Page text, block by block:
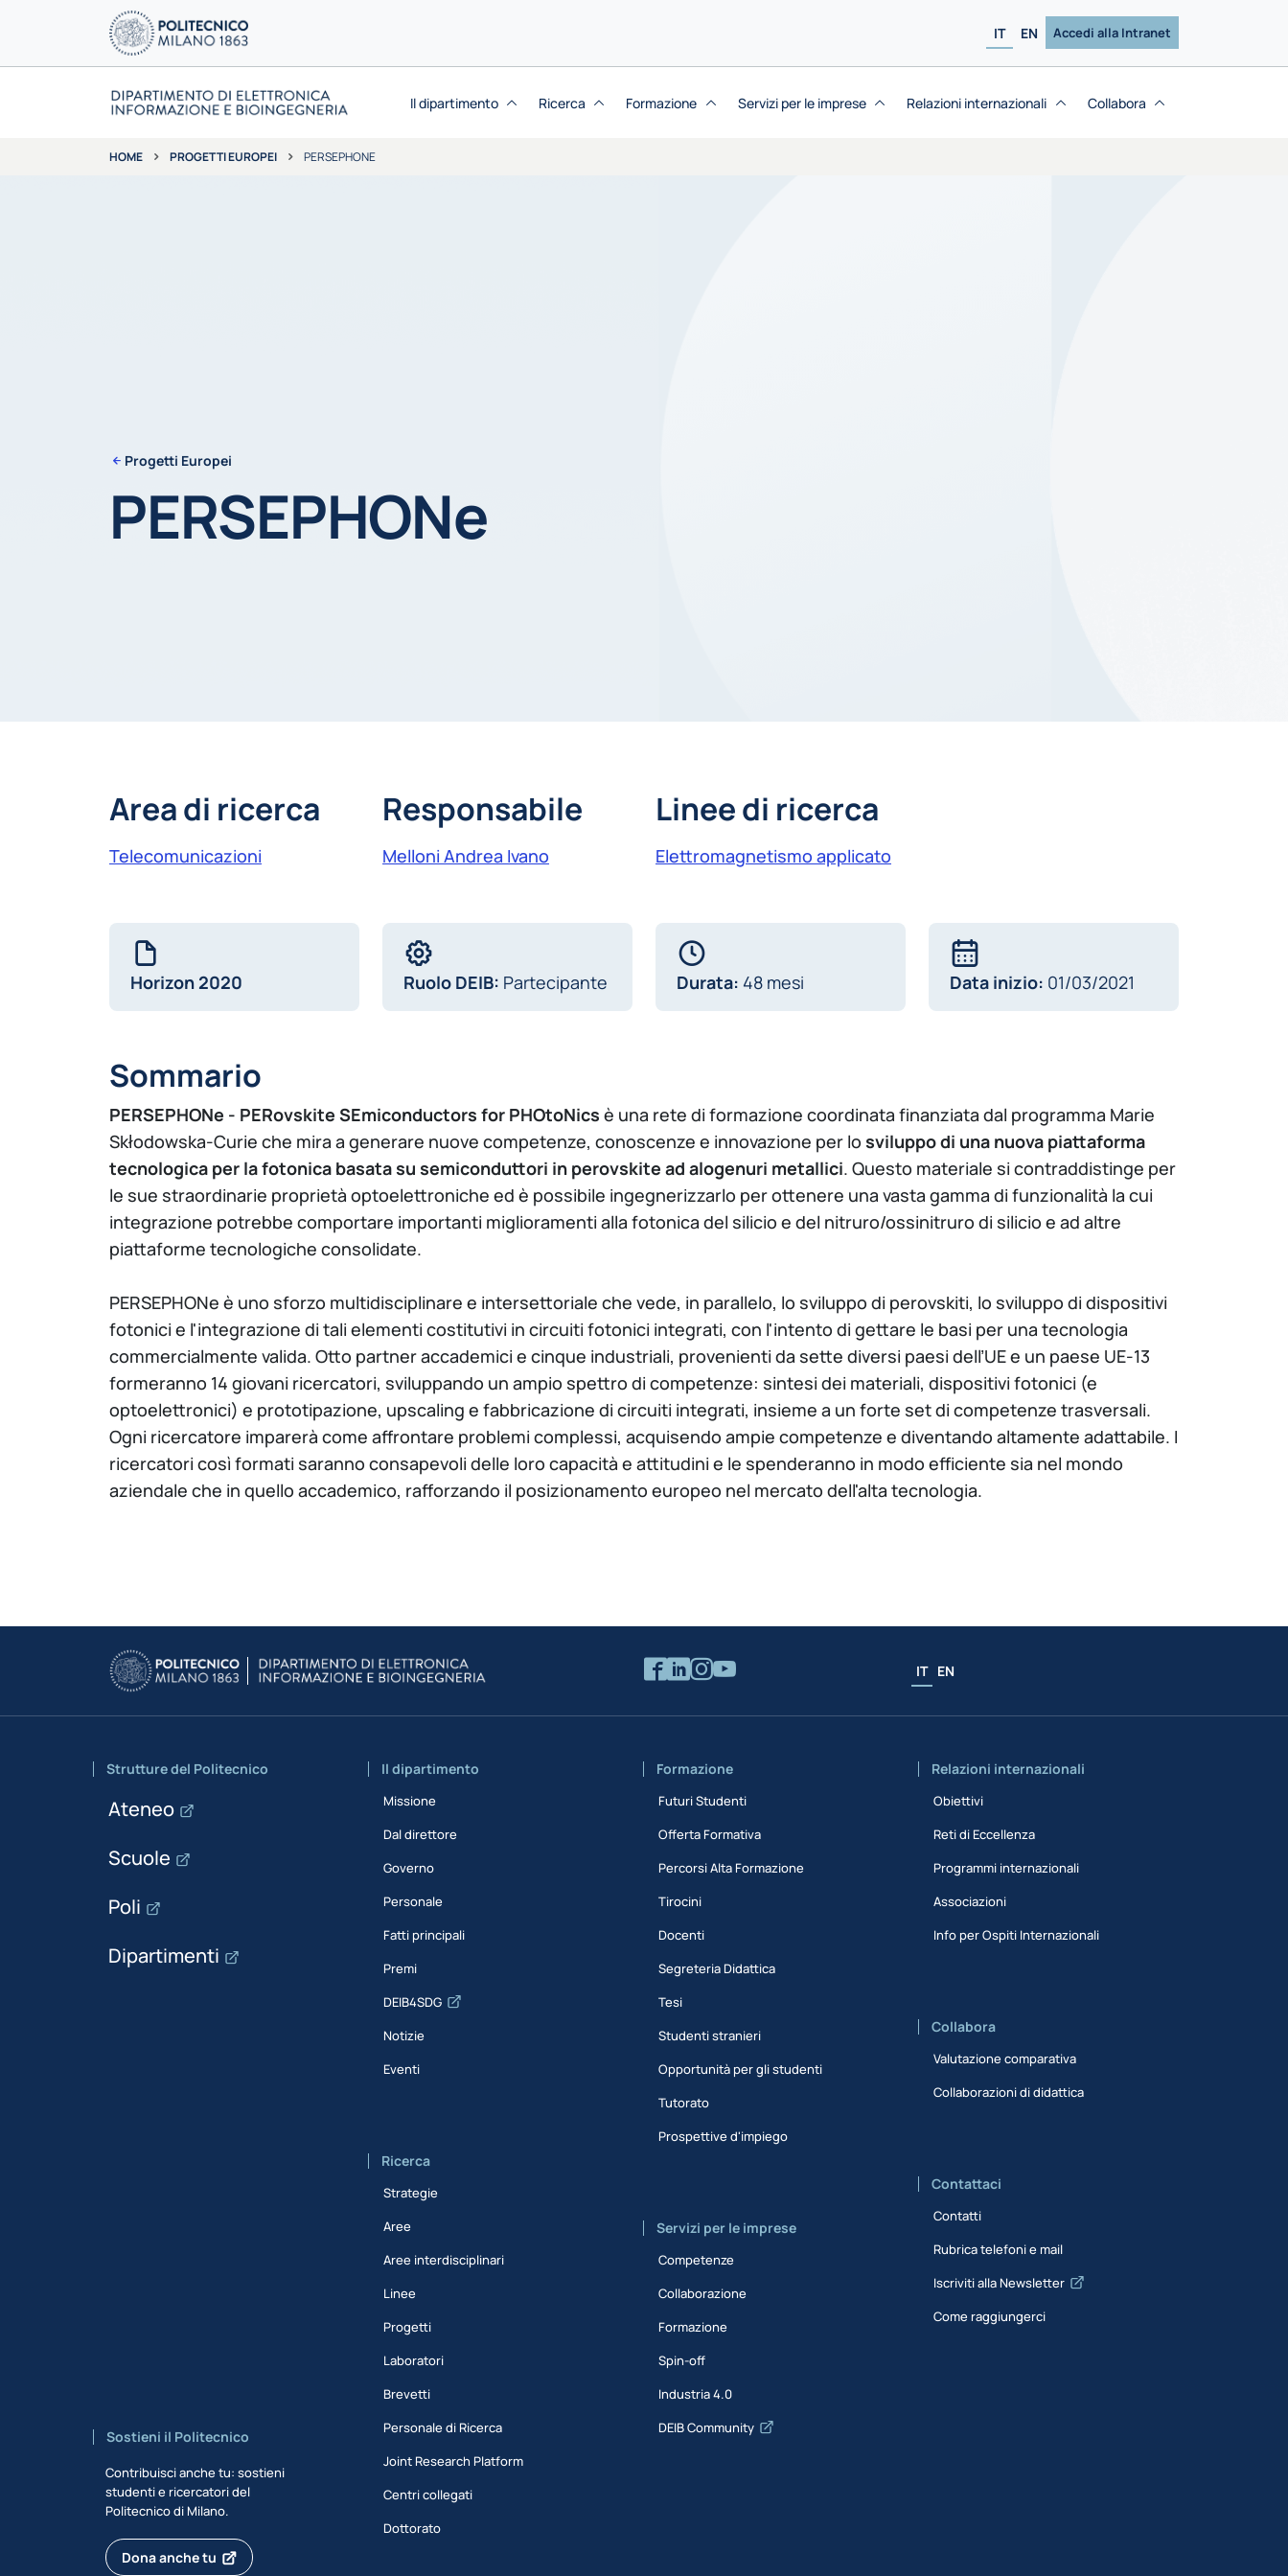
IT EN Accedi alla Intranet
Il dipartimento Ricerca Formazione Servizi per le imprese Relazioni internazionali Collabora
HOME PROGETTI EUROPEI PERSEPHONE
Progetti Europei
PERSEPHONe
Area di ricerca
Telecomunicazioni
Responsabile
Melloni Andrea Ivano
Linee di ricerca
Elettromagnetismo applicato
Horizon 2020 Ruolo DEIB: Partecipante Durata: 48 mesi Data inizio: 01/03/2021
Sommario
PERSEPHONe - PERovskite SEmiconductors for PHOtoNics è una rete di formazione coordinata finanziata dal programma Marie
Skłodowska-Curie che mira a generare nuove competenze, conoscenze e innovazione per lo sviluppo di una nuova piattaforma
tecnologica per la fotonica basata su semiconduttori in perovskite ad alogenuri metallici. Questo materiale si contraddistinge per
le sue straordinarie proprietà optoelettroniche ed è possibile ingegnerizzarlo per ottenere una vasta gamma di funzionalità la cui
integrazione potrebbe comportare importanti miglioramenti alla fotonica del silicio e del nitruro/ossinitruro di silicio e ad altre
piattaforme tecnologiche consolidate.
PERSEPHONe è uno sforzo multidisciplinare e intersettoriale che vede, in parallelo, lo sviluppo di perovskiti, lo sviluppo di dispositivi
fotonici e l'integrazione di tali elementi costitutivi in circuiti fotonici integrati, con l'intento di gettare le basi per una tecnologia
commercialmente valida. Otto partner accademici e cinque industriali, provenienti da sette diversi paesi dell’UE e un paese UE-13
formeranno 14 giovani ricercatori, sviluppando un ampio spettro di competenze: sintesi dei materiali, dispositivi fotonici (e
optoelettronici) e prototipazione, upscaling e fabbricazione di circuiti integrati, insieme a un forte set di competenze trasversali.
Ogni ricercatore imparerà come affrontare problemi complessi, acquisendo ampie competenze e diventando altamente adattabile. I
ricercatori così formati saranno consapevoli delle loro capacità e attitudini e le spenderanno in modo efficiente sia nel mondo
aziendale che in quello accademico, rafforzando il posizionamento europeo nel mercato dell'alta tecnologia.
IT EN
Strutture del Politecnico
Ateneo
Scuole
Poli
Dipartimenti
Sostieni il Politecnico
Contribuisci anche tu: sostieni
studenti e ricercatori del
Politecnico di Milano.
Dona anche tu
Il dipartimento
Missione
Dal direttore
Governo
Personale
Fatti principali
Premi
DEIB4SDG
Notizie
Eventi
Ricerca
Strategie
Aree
Aree interdisciplinari
Linee
Progetti
Laboratori
Brevetti
Personale di Ricerca
Joint Research Platform
Centri collegati
Dottorato
Formazione
Futuri Studenti
Offerta Formativa
Percorsi Alta Formazione
Tirocini
Docenti
Segreteria Didattica
Tesi
Studenti stranieri
Opportunità per gli studenti
Tutorato
Prospettive d'impiego
Servizi per le imprese
Competenze
Collaborazione
Formazione
Spin-off
Industria 4.0
DEIB Community
Relazioni internazionali
Obiettivi
Reti di Eccellenza
Programmi internazionali
Associazioni
Info per Ospiti Internazionali
Collabora
Valutazione comparativa
Collaborazioni di didattica
Contattaci
Contatti
Rubrica telefoni e mail
Iscriviti alla Newsletter
Come raggiungerci